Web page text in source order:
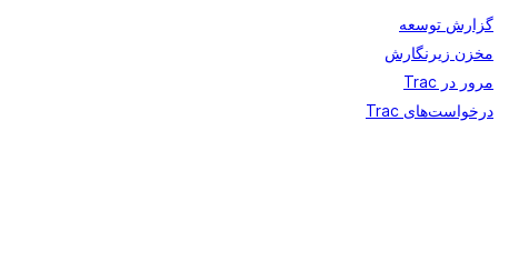
گزارش توسعه
مخزن زیرنگارش
مرور در Trac
درخواست‌های Trac